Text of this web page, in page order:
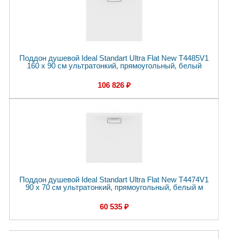
Поддон душевой Ideal Standart Ultra Flat New T4485V1
160 x 90 см ультратонкий, прямоугольный, белый
106 826 ₽
Поддон душевой Ideal Standart Ultra Flat New T4474V1
90 x 70 см ультратонкий, прямоугольный, белый м
60 535 ₽